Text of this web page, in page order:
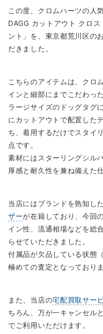
この度、クロムハーツの人
DAGG カットアウト クロ
ント」を、東京都荒川区の
だきました。
こちらのアイテムは、クロ
インと細部にまでこだわっ
ラージサイズのドッグタグ
にカットアウトで配置した
ち、着用するだけでスタイ
点です。
素材にはスターリングシル
厚感と耐久性を兼ね備えた
当店にはブランドを熟知した
ザーが在籍しており、今回
イン性、流通相場などを総
らせていただきました。
付属品が欠品している状態
極めての査定となっておりま
また、当店の宅配買取サー
ちろん、万が一キャンセル
でご利用いただけます。